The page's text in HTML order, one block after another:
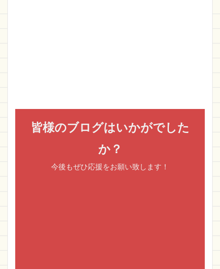
皆様のブログはいかがでした
か？
今後もぜひ応援をお願い致します！